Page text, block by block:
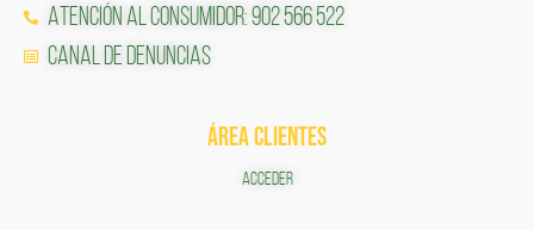
Atención al Consumidor: 902 566 522
Canal de Denuncias
ÁREA CLIENTES
ACCEDER